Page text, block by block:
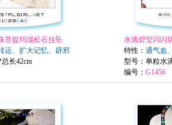
菩提玛瑙松石挂坠
运、扩大记忆、辟邪
长42cm
水滴碧玺闪闪
特性： 通气血
型号 ：单粒水
编号： G1456